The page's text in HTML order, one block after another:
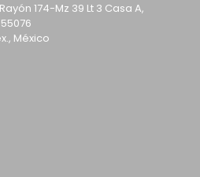
174-Mz 39 Lt 3 Casa A,
México